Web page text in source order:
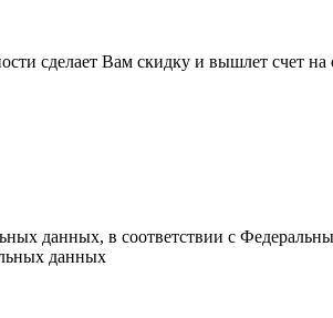
сделает Вам скидку и вышлет счет
данных, в соответствии с
данных